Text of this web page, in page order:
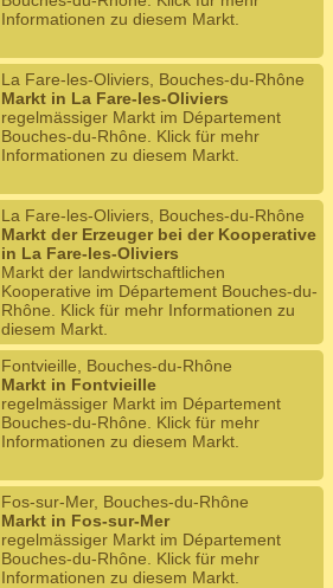
Informationen zu diesem Markt.
La Fare-les-Oliviers, Bouches-du-Rhône
Markt in La Fare-les-Oliviers
regelmässiger Markt im Département
Bouches-du-Rhône. Klick für mehr
Informationen zu diesem Markt.
La Fare-les-Oliviers, Bouches-du-Rhône
Markt der Erzeuger bei der Kooperative
in La Fare-les-Oliviers
Markt der landwirtschaftlichen
Kooperative im Département Bouches-du-
Rhône. Klick für mehr Informationen zu
diesem Markt.
Fontvieille, Bouches-du-Rhône
Markt in Fontvieille
regelmässiger Markt im Département
Bouches-du-Rhône. Klick für mehr
Informationen zu diesem Markt.
Fos-sur-Mer, Bouches-du-Rhône
Markt in Fos-sur-Mer
regelmässiger Markt im Département
Bouches-du-Rhône. Klick für mehr
Informationen zu diesem Markt.